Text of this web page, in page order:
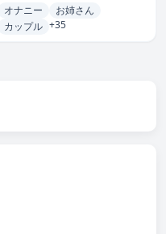
オナニー
お姉さん
カップル +35